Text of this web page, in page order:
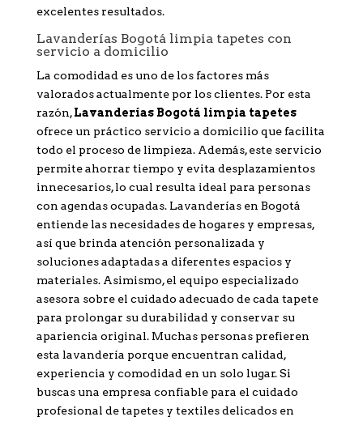
excelentes resultados.
Lavanderías Bogotá limpia tapetes con
servicio a domicilio
La comodidad es uno de los factores más
valorados actualmente por los clientes. Por esta
razón,Lavanderías Bogotá limpia tapetes
ofrece un práctico servicio a domicilio que facilita
todo el proceso de limpieza. Además, este servicio
permite ahorrar tiempo y evita desplazamientos
innecesarios, lo cual resulta ideal para personas
con agendas ocupadas. Lavanderías en Bogotá
entiende las necesidades de hogares y empresas,
así que brinda atención personalizada y
soluciones adaptadas a diferentes espacios y
materiales. Asimismo, el equipo especializado
asesora sobre el cuidado adecuado de cada tapete
para prolongar su durabilidad y conservar su
apariencia original. Muchas personas prefieren
esta lavandería porque encuentran calidad,
experiencia y comodidad en un solo lugar. Si
buscas una empresa confiable para el cuidado
profesional de tapetes y textiles delicados en